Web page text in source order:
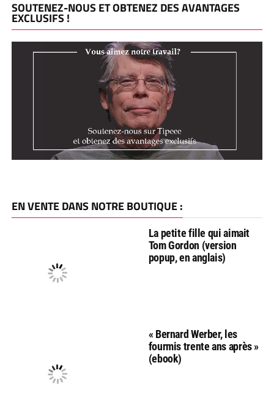
SOUTENEZ-NOUS ET OBTENEZ DES AVANTAGES
EXCLUSIFS !
EN VENTE DANS NOTRE BOUTIQUE :
La petite fille qui aimait
Tom Gordon (version
popup, en anglais)
« Bernard Werber, les
fourmis trente ans après »
(ebook)